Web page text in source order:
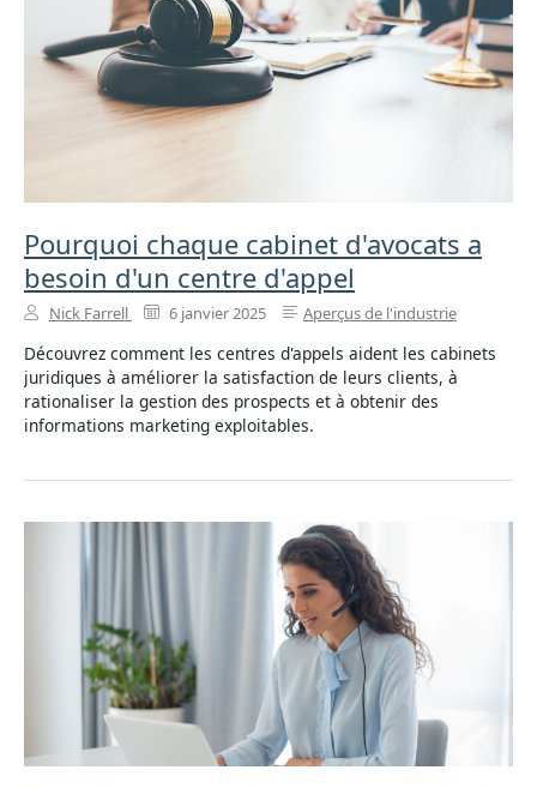
Pourquoi chaque cabinet d'avocats a
besoin d'un centre d'appel
Nick Farrell 6 janvier 2025 Aperçus de l'industrie
Découvrez comment les centres d'appels aident les cabinets
juridiques à améliorer la satisfaction de leurs clients, à
rationaliser la gestion des prospects et à obtenir des
informations marketing exploitables.